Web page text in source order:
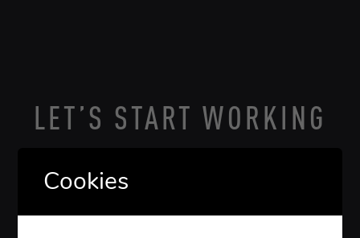
LET’S START WORKING
666 888 000
Cookies